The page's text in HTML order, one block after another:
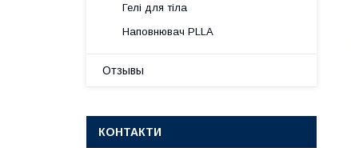
Гелі для тіла
Наповнювач PLLA
Отзывы
КОНТАКТИ